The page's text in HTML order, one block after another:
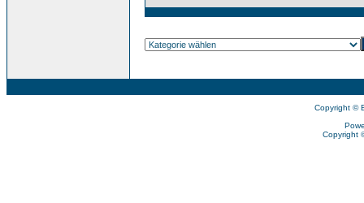
Copyright ©
Copyright